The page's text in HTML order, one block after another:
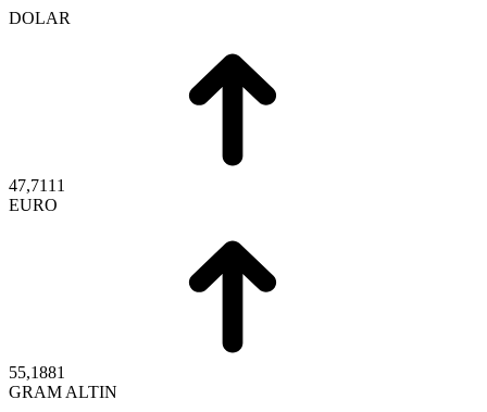
DOLAR
47,7111
EURO
55,1881
GRAM ALTIN